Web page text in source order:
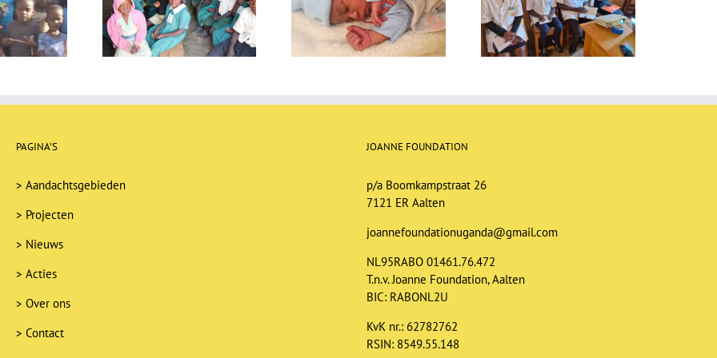
december
2025
Nieuwsbrief juli 2025 Nieuwsbrief maart 2025 Nieuwsbrief juni 2026
PAGINA’S
> Aandachtsgebieden
> Projecten
> Nieuws
> Acties
> Over ons
> Contact
JOANNE FOUNDATION
p/a Boomkampstraat 26
7121 ER Aalten
joannefoundationuganda@gmail.com
NL95RABO 01461.76.472
T.n.v. Joanne Foundation, Aalten
BIC: RABONL2U
KvK nr.: 62782762
RSIN: 8549.55.148